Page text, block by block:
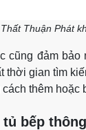
Thuận Phát
cũng đảm
thời gian tìm
thêm
bếp